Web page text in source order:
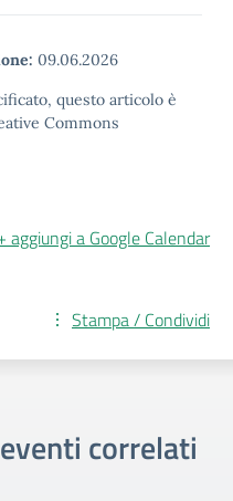
09.06.2026
questo articolo è
Commons
aggiungi a Google Calendar
Stampa / Condividi
correlati